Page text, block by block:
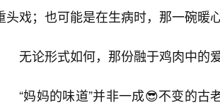
头戏；也可能是在生病时，那一碗暖
无论形式如何，那份融于鸡肉中的
“妈妈的味道”并非一成😎不变的